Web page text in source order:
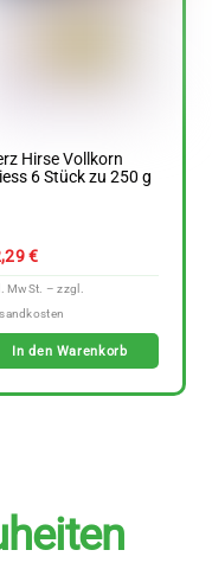
Hirse Vollkorn
6 Stück zu 250 g
€
In den Warenkorb